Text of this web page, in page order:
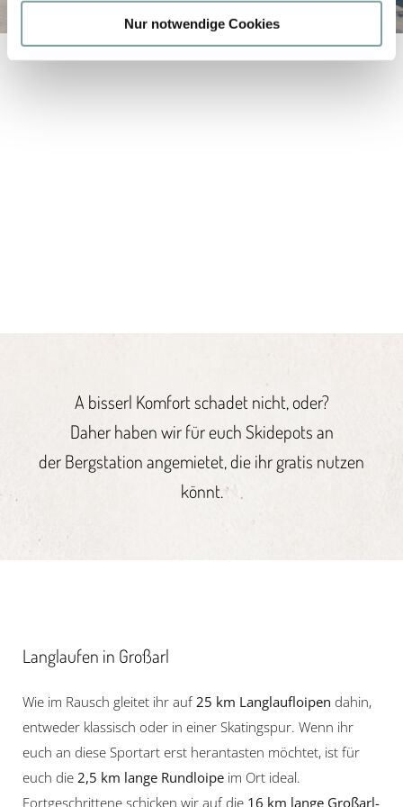
Nur notwendige Cookies
A bisserl Komfort schadet nicht, oder?
Daher haben wir für euch Skidepots an
der Bergstation angemietet, die ihr gratis nutzen
könnt.
Langlaufen in Großarl
Wie im Rausch gleitet ihr auf 25 km Langlaufloipen dahin,
entweder klassisch oder in einer Skatingspur. Wenn ihr
euch an diese Sportart erst herantasten möchtet, ist für
euch die 2,5 km lange Rundloipe im Ort ideal.
Fortgeschrittene schicken wir auf die 16 km lange Großarl-